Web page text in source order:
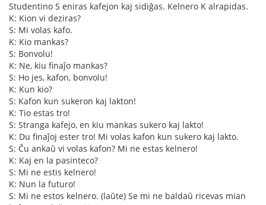
Studentino S eniras kafejon kaj sidiĝas. Kelnero K alrapidas.
K: Kion vi deziras?
S: Mi volas kafo.
K: Kio mankas?
S: Bonvolu!
K: Ne, kiu finaĵo mankas?
S: Ho jes, kafon, bonvolu!
K: Kun kio?
S: Kafon kun sukeron kaj lakton!
K: Tio estas tro!
S: Stranga kafejo, en kiu mankas sukero kaj lakto!
K: Du finaĵoj ester tro! Mi volas kafon kun sukero kaj lakto.
S: Ĉu ankaŭ vi volas kafon? Mi ne estas kelnero!
K: Kaj en la pasinteco?
S: Mi ne estis kelnero!
K: Nun la futuro!
S: Mi ne estos kelnero. (laŭte) Se mi ne baldaŭ ricevas mian